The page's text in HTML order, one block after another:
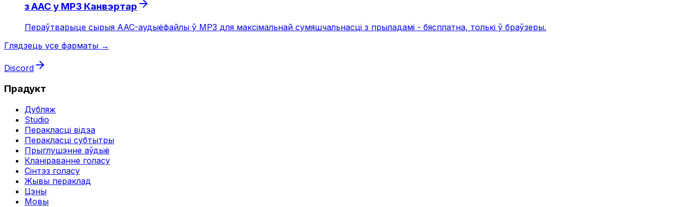
з AAC у MP3 Канвэртар
Пераўтварыце сырыя AAC-аудыёфайлы ў MP3 для максімальнай сумяшчальнасці з прыладамі - бясплатна, толькі ў браўзеры.
Глядзець усе фарматы →
Discord
Прадукт
Дубляж
Studio
Перакласці відэа
Перакласці субтытры
Прыглушэнне аўдыё
Кланіраванне голасу
Сінтэз голасу
Жывы пераклад
Цэны
Мовы